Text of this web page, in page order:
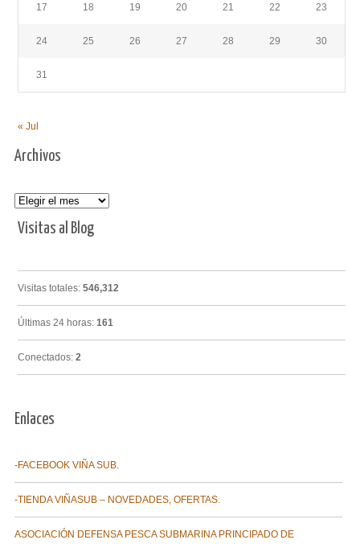
17 18 19 20 21 22 23
24 25 26 27 28 29 30
31
« Jul
Archivos
Archivos
Visitas al Blog
Visitas totales: 546,312
Últimas 24 horas: 161
Conectados: 2
Enlaces
-FACEBOOK VIÑA SUB.
-TIENDA VIÑASUB – NOVEDADES, OFERTAS.
ASOCIACIÓN DEFENSA PESCA SUBMARINA PRINCIPADO DE